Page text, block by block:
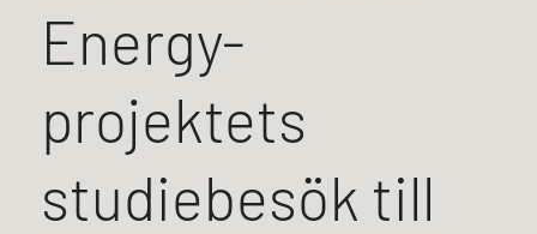
Energy-
projektets
studiebesök till